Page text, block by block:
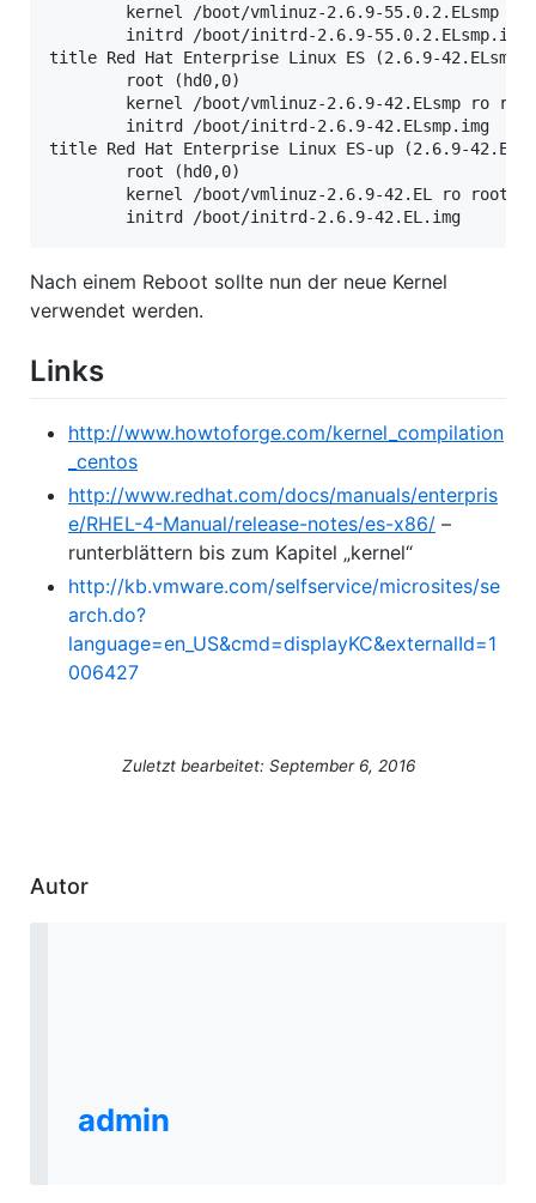
kernel /boot/vmlinuz-2.6.9-55.0.2.ELsmp ro
        initrd /boot/initrd-2.6.9-55.0.2.ELsmp.img
title Red Hat Enterprise Linux ES (2.6.9-42.ELsmp)
        root (hd0,0)
kernel /boot/vmlinuz-2.6.9-42.ELsmp ro
        initrd /boot/initrd-2.6.9-42.ELsmp.img
title Red Hat Enterprise Linux ES-up (2.6.9-42.EL)
        root (hd0,0)
kernel /boot/vmlinuz-2.6.9-42.EL ro
        initrd /boot/initrd-2.6.9-42.EL.img
Nach einem Reboot sollte nun der neue Kernel
verwendet werden.
Links
http://www.howtoforge.com/kernel_compilation
_centos
http://www.redhat.com/docs/manuals/enterpris
e/RHEL-4-Manual/release-notes/es-x86/ –
runterblättern bis zum Kapitel „kernel“
http://kb.vmware.com/selfservice/microsites/se
arch.do?
language=en_US&cmd=displayKC&externalId=1
006427
Zuletzt bearbeitet: September 6, 2016
Autor
admin